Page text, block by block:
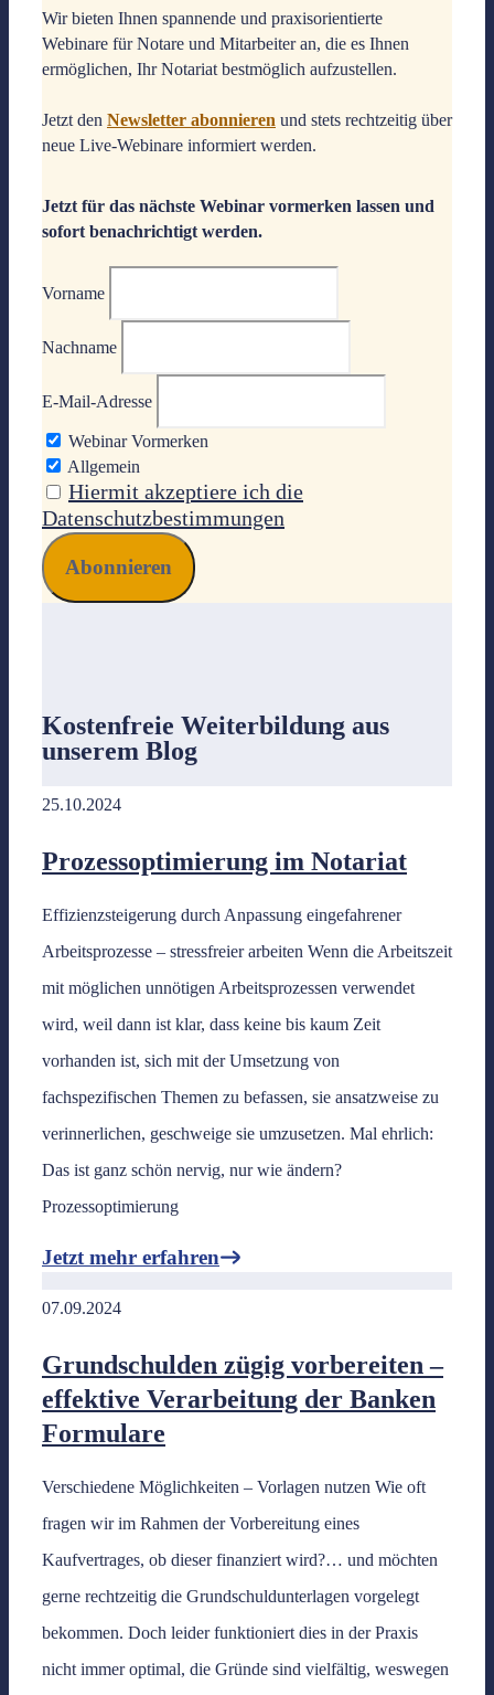
Wir bieten Ihnen spannende und praxisorientierte
Webinare für Notare und Mitarbeiter an, die es Ihnen
ermöglichen, Ihr Notariat bestmöglich aufzustellen.
Jetzt den Newsletter abonnieren und stets rechtzeitig über
neue Live-Webinare informiert werden.
Jetzt für das nächste Webinar vormerken lassen und
sofort benachrichtigt werden.
Vorname
Nachname
E-Mail-Adresse
Webinar Vormerken
Allgemein
Hiermit akzeptiere ich die
Datenschutzbestimmungen
Kostenfreie Weiterbildung aus
unserem Blog
25.10.2024
Prozessoptimierung im Notariat
Effizienzsteigerung durch Anpassung eingefahrener
Arbeitsprozesse – stressfreier arbeiten Wenn die Arbeitszeit
mit möglichen unnötigen Arbeitsprozessen verwendet
wird, weil dann ist klar, dass keine bis kaum Zeit
vorhanden ist, sich mit der Umsetzung von
fachspezifischen Themen zu befassen, sie ansatzweise zu
verinnerlichen, geschweige sie umzusetzen. Mal ehrlich:
Das ist ganz schön nervig, nur wie ändern?
Prozessoptimierung
Jetzt mehr erfahren
07.09.2024
Grundschulden zügig vorbereiten –
effektive Verarbeitung der Banken
Formulare
Verschiedene Möglichkeiten – Vorlagen nutzen Wie oft
fragen wir im Rahmen der Vorbereitung eines
Kaufvertrages, ob dieser finanziert wird?… und möchten
gerne rechtzeitig die Grundschuldunterlagen vorgelegt
bekommen. Doch leider funktioniert dies in der Praxis
nicht immer optimal, die Gründe sind vielfältig, weswegen